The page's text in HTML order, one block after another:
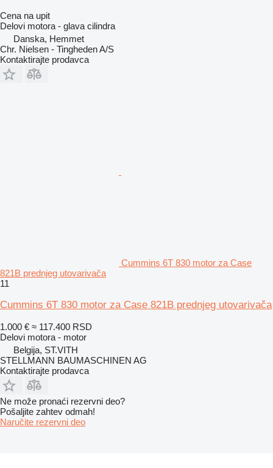
Cena na upit
Delovi motora - glava cilindra
Danska, Hemmet
Chr. Nielsen - Tingheden A/S
Kontaktirajte prodavca
Cummins 6T 830 motor za Case
821B prednjeg utovarivača
11
Cummins 6T 830 motor za Case 821B prednjeg utovarivača
1.000 € ≈ 117.400 RSD
Delovi motora - motor
Belgija, ST.VITH
STELLMANN BAUMASCHINEN AG
Kontaktirajte prodavca
Ne može pronaći rezervni dеo?
Pošaljite zahtev odmah!
Naručite rezervni dеo